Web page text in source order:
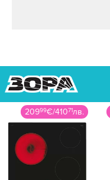
20999€/41071лв.